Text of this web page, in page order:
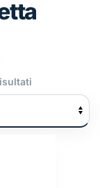
in
più